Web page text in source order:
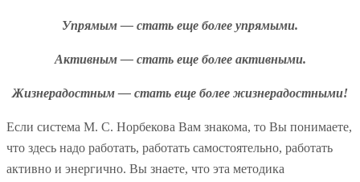
Упрямым — стать еще более упрямыми.
Активным — стать еще более активными.
Жизнерадостным — стать еще более жизнерадостными!
Если система М. С. Норбекова Вам знакома, то Вы понимаете,
что здесь надо работать, работать самостоятельно, работать
активно и энергично. Вы знаете, что эта методика